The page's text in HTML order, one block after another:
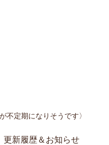
不定期になりそうです〉
更新履歴＆お知らせ